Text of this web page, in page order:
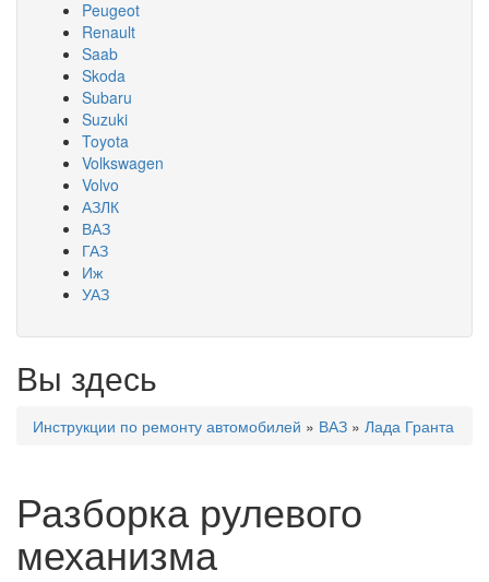
Peugeot
Renault
Saab
Skoda
Subaru
Suzuki
Toyota
Volkswagen
Volvo
АЗЛК
ВАЗ
ГАЗ
Иж
УАЗ
Вы здесь
Инструкции по ремонту автомобилей » ВАЗ » Лада Гранта
Разборка рулевого
механизма